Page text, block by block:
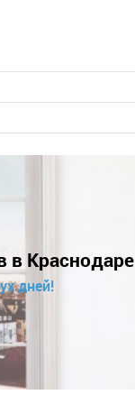
в Краснодаре
дней!